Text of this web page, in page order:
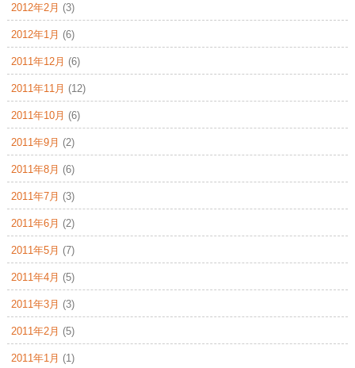
2012年2月 (3)
2012年1月 (6)
2011年12月 (6)
2011年11月 (12)
2011年10月 (6)
2011年9月 (2)
2011年8月 (6)
2011年7月 (3)
2011年6月 (2)
2011年5月 (7)
2011年4月 (5)
2011年3月 (3)
2011年2月 (5)
2011年1月 (1)